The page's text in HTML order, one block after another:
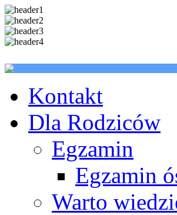
Kontakt
Dla Rodziców
Egzamin
Egzamin
Warto